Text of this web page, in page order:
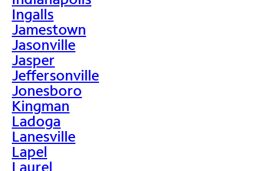
Ingalls
Jamestown
Jasonville
Jasper
Jeffersonville
Jonesboro
Kingman
Ladoga
Lanesville
Lapel
Laurel